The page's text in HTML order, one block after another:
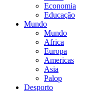
Economia
Educação
Mundo
Mundo
Africa
Europa
Americas
Asia
Palop
Desporto